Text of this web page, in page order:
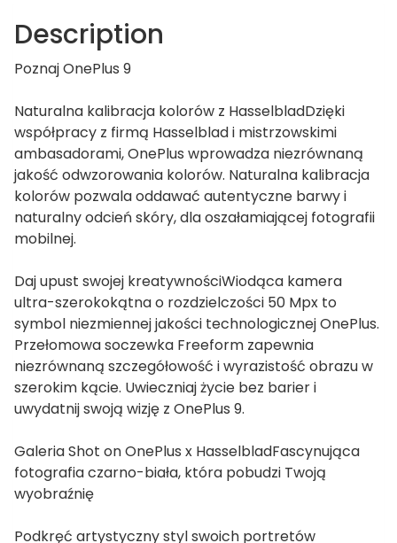
Description
Poznaj OnePlus 9
Naturalna kalibracja kolorów z HasselbladDzięki
współpracy z firmą Hasselblad i mistrzowskimi
ambasadorami, OnePlus wprowadza niezrównaną
jakość odwzorowania kolorów. Naturalna kalibracja
kolorów pozwala oddawać autentyczne barwy i
naturalny odcień skóry, dla oszałamiającej fotografii
mobilnej.
Daj upust swojej kreatywnościWiodąca kamera
ultra-szerokokątna o rozdzielczości 50 Mpx to
symbol niezmiennej jakości technologicznej OnePlus.
Przełomowa soczewka Freeform zapewnia
niezrównaną szczegółowość i wyrazistość obrazu w
szerokim kącie. Uwieczniaj życie bez barier i
uwydatnij swoją wizję z OnePlus 9.
Galeria Shot on OnePlus x HasselbladFascynująca
fotografia czarno-biała, która pobudzi Twoją
wyobraźnię
Podkręć artystyczny styl swoich portretów